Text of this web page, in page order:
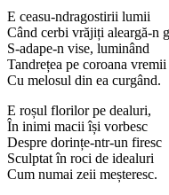
E ceasu-ndragostirii lumii
Când cerbi vrăjiți aleargă-n
S-adape-n vise, luminând
Tandrețea pe coroana vremii
Cu melosul din ea curgând.
E roșul florilor pe dealuri,
În inimi macii își vorbesc
Despre dorințe-ntr-un firesc
Sculptat în roci de idealuri
Cum numai zeii meșteresc.